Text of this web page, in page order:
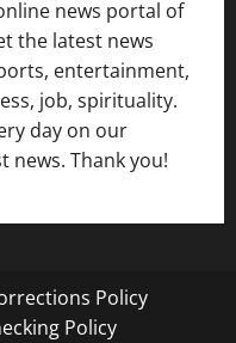
news portal of
the latest news
entertainment,
job, spirituality.
day on our
news. Thank you!
Policy
Policy